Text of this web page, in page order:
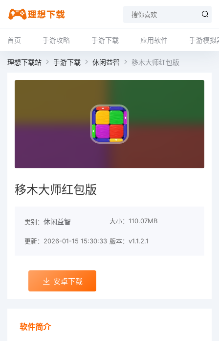
首页 手游攻略 手游下载 应用软件 手游模拟
理想下载站 手游下载 休闲益智 移木大师红包版
移木大师红包版
类别： 休闲益智 大小：110.07MB
更新：2026-01-15 15:30:33 版本：v1.1.2.1
安卓下载
软件简介